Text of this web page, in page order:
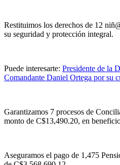
Restituimos los derechos de 12
su seguridad y protección integral.
Puede interesarte: Presidente de la
Comandante Daniel Ortega por su
Garantizamos 7 procesos de
monto de C$13,490.20, en
Aseguramos el pago de 1,475